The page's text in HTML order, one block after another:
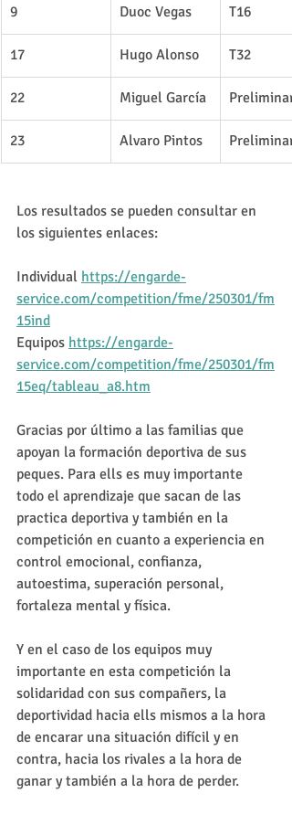
9 Duoc Vegas T16
17 Hugo Alonso T32
22 Miguel García
23 Alvaro Pintos
Los resultados se pueden consultar en
los siguientes enlaces:
Individual https://engarde-
service.com/competition/fme/250301/fm
15ind
Equipos https://engarde-
service.com/competition/fme/250301/fm
15eq/tableau_a8.htm
Gracias por último a las familias que
apoyan la formación deportiva de sus
peques. Para ells es muy importante
todo el aprendizaje que sacan de las
practica deportiva y también en la
competición en cuanto a experiencia en
control emocional, confianza,
autoestima, superación personal,
fortaleza mental y física.
Y en el caso de los equipos muy
importante en esta competición la
solidaridad con sus compañers, la
deportividad hacia ells mismos a la hora
de encarar una situación difícil y en
contra, hacia los rivales a la hora de
ganar y también a la hora de perder.